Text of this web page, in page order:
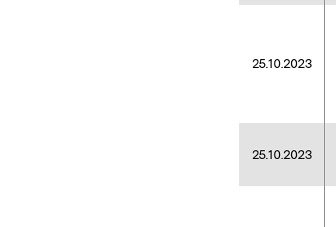
25.10.2023
25.10.2023